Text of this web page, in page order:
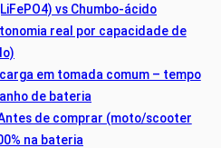
vs Chumbo-ácido
real por capacidade de
em tomada comum – tempo
de bateria
de comprar (moto/scooter
na bateria